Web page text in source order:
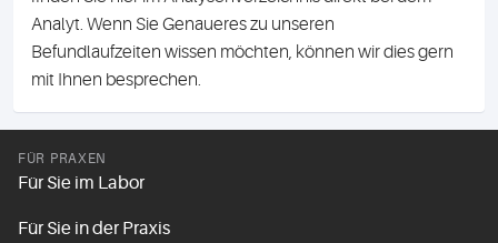
Analyt. Wenn Sie Genaueres zu unseren
Befundlaufzeiten wissen möchten, können wir dies gern
mit Ihnen besprechen.
FÜR PRAXEN
Für Sie im Labor
Für Sie in der Praxis